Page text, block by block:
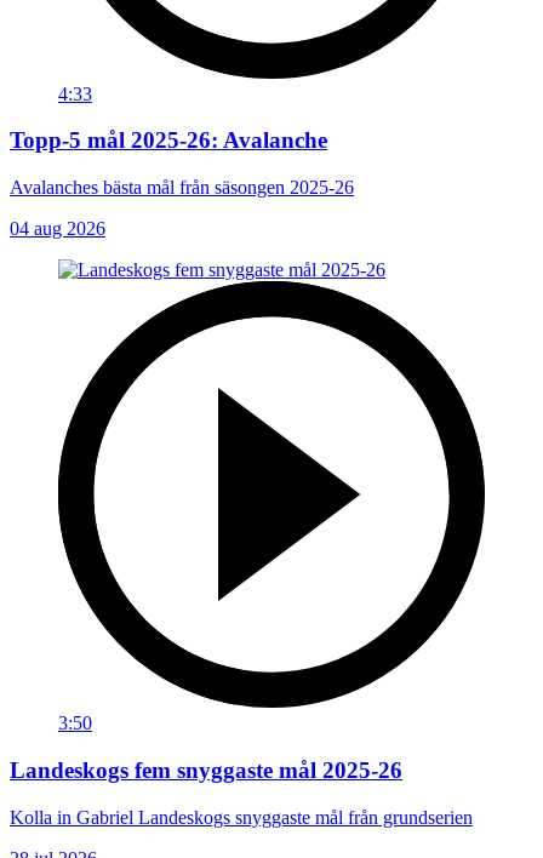
4:33
Topp-5 mål 2025-26: Avalanche
Avalanches bästa mål från säsongen 2025-26
04 aug 2026
3:50
Landeskogs fem snyggaste mål 2025-26
Kolla in Gabriel Landeskogs snyggaste mål från grundserien